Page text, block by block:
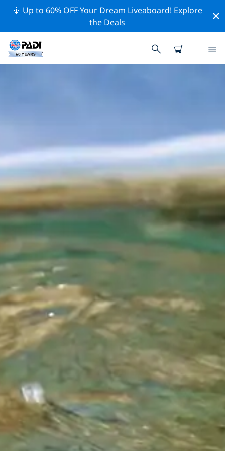
🚢 Up to 60% OFF Your Dream Liveaboard! Explore
the Deals